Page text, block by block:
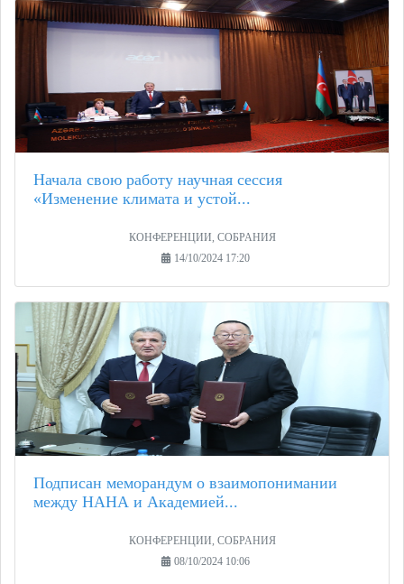
Начала свою работу научная сессия
«Изменение климата и устой...
КОНФЕРЕНЦИИ, СОБРАНИЯ
14/10/2024 17:20
Подписан меморандум о взаимопонимании
между НАНА и Академией...
КОНФЕРЕНЦИИ, СОБРАНИЯ
08/10/2024 10:06